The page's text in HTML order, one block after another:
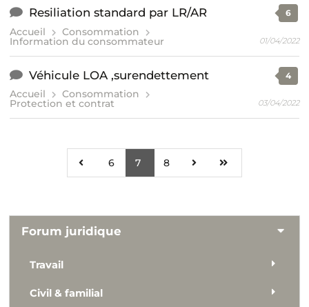
Resiliation standard par LR/AR
Accueil Consommation
Information du consommateur
6
01/04/2022
Véhicule LOA ,surendettement
Accueil Consommation
Protection et contrat
4
03/04/2022
6 7 8
Forum juridique
Travail
Civil & familial